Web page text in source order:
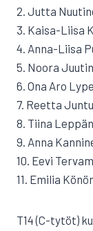
2. Jutta
3. Kaisa-Liisa
4. Anna-Liisa
5. Noora
6. Ona Aro
7. Reetta
8. Tiina
9. Anna
10. Eevi
11. Emilia
T14 (C-tytöt)